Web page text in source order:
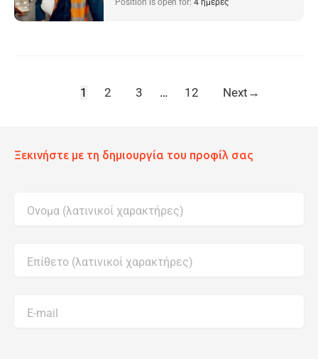
Position is open for: 4 ημέρες
1 2 3 … 12 Next →
Ξεκινήστε με τη δημιουργία του προφίλ σας
Ονομα (λατινικοί χαρακτήρες)
Επίθετο (λατινικοί χαρακτήρες)
E-mail